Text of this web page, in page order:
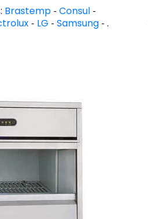
Brastemp- Consul-
- LG - Samsung - .